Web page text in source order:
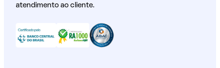
atendimento ao cliente.